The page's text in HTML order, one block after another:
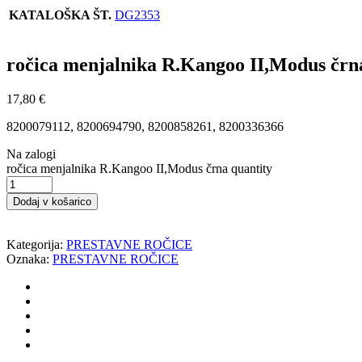
KATALOŠKA ŠT. DG2353
ročica menjalnika R.Kangoo II,Modus
17,80 €
8200079112, 8200694790, 8200858261, 8200336366
Na zalogi
ročica menjalnika R.Kangoo II,Modus črna quantity
Dodaj v košarico
Kategorija: PRESTAVNE ROČICE
Oznaka: PRESTAVNE ROČICE